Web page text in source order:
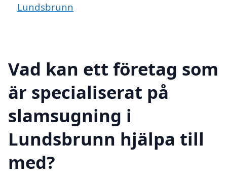
Lundsbrunn
Vad kan ett företag som
är specialiserat på
slamsugning i
Lundsbrunn hjälpa till
med?